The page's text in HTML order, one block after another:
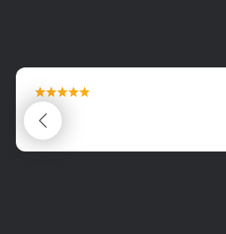
maximální spokojenost
22.06.2025